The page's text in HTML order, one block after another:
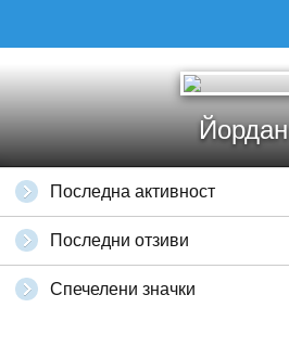
Йордан
Последна активност
Последни отзиви
Спечелени значки